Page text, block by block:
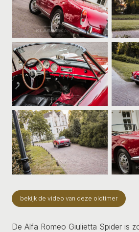
bekijk de video van deze oldtimer
De Alfa Romeo Giulietta Spider is